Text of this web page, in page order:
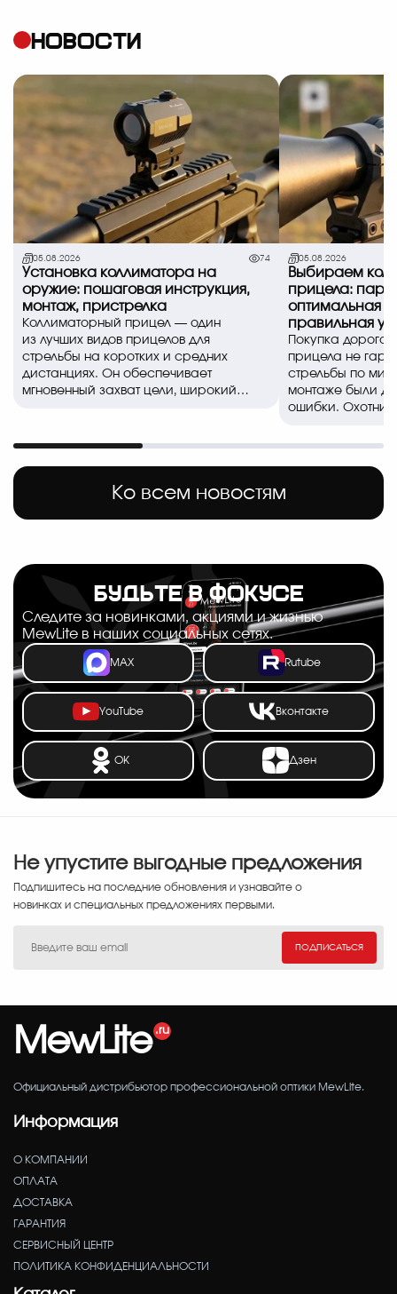
НОВОСТИ
Ко всем новостям
05.08.2026 74
Установка коллиматора на
оружие: пошаговая инструкция,
монтаж, пристрелка
Коллиматорный прицел — один
из лучших видов прицелов для
стрельбы на коротких и средних
дистанциях. Он обеспечивает
мгновенный захват цели, широкий
05.08.2026
Выбираем
прицела:
оптимальная
правильная
Покупка
прицела не
стрельбы по
монтаже были
ошибки.
БУДЬТЕ В ФОКУСЕ
Следите за новинками, акциями и жизнью
MewLite в наших социальных сетях.
MAX Rutube
YouTube Вконтакте
OK Дзен
Не упустите выгодные предложения
Подпишитесь на последние обновления и узнавайте о
новинках и специальных предложениях первыми.
ПОДПИСАТЬСЯ
MewLite
Официальный дистрибьютор профессиональной оптики MewLite.
Информация
О КОМПАНИИ
ОПЛАТА
ДОСТАВКА
ГАРАНТИЯ
СЕРВИСНЫЙ ЦЕНТР
ПОЛИТИКА КОНФИДЕНЦИАЛЬНОСТИ